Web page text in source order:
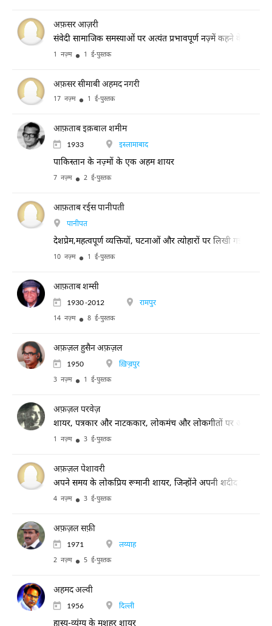
अफ़सर आज़री
संवेदी सामाजिक समस्याओं पर अत्यंत प्रभावपूर्ण नज़्में कहने के लिए
1 नज़्म 1 ई-पुस्तक
अफ़सर सीमाबी अहमद नगरी
17 नज़्म 1 ई-पुस्तक
आफ़ताब इक़बाल शमीम
1933 इस्लामाबाद
पाकिस्तान के नज़्मों के एक अहम शायर
7 नज़्म 2 ई-पुस्तक
आफ़ताब रईस पानीपती
पानीपत
देशप्रेम,महत्वपूर्ण व्यक्तियों, घटनाओं और त्योहारों पर लिखी गई अपनी
10 नज़्म 1 ई-पुस्तक
आफ़ताब शम्सी
1930 -2012 रामपुर
14 नज़्म 8 ई-पुस्तक
अफ़ज़ल हुसैन अफ़ज़ल
1950 ख़िज़्रपुर
3 नज़्म 1 ई-पुस्तक
अफ़ज़ल परवेज़
शायर, पत्रकार और नाटककार, लोकमंच और लोकगीतों पर अपनी
1 नज़्म 3 ई-पुस्तक
अफ़ज़ल पेशावरी
अपने समय के लोकप्रिय रूमानी शायर, जिन्होंने अपनी शदीद रूमानी
4 नज़्म 3 ई-पुस्तक
अफ़ज़ल सफ़ी
1971 लय्याह
2 नज़्म 5 ई-पुस्तक
अहमद अल्वी
1956 दिल्ली